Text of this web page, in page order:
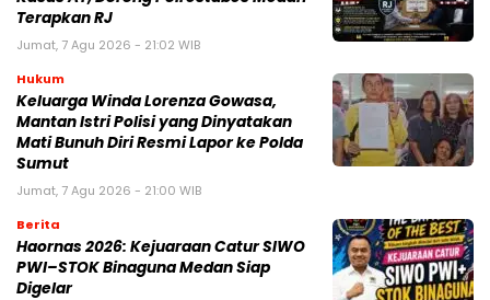
Terapkan RJ
Jumat, 7 Agu 2026 - 21:02 WIB
Hukum
Keluarga Winda Lorenza Gowasa,
Mantan Istri Polisi yang Dinyatakan
Mati Bunuh Diri Resmi Lapor ke Polda
Sumut
Jumat, 7 Agu 2026 - 21:00 WIB
Berita
Haornas 2026: Kejuaraan Catur SIWO
PWI–STOK Binaguna Medan Siap
Digelar